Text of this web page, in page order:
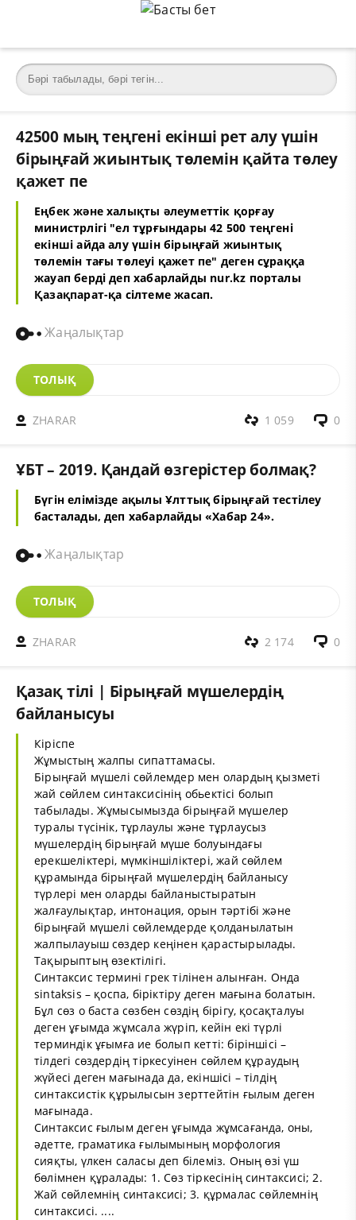
42500 мың теңгені екінші рет алу үшін
бірыңғай жиынтық төлемін қайта төлеу
қажет пе
Еңбек және халықты әлеуметтік қорғау
министрлігі "ел тұрғындары 42 500 теңгені
екінші айда алу үшін бірыңғай жиынтық
төлемін тағы төлеуі қажет пе" деген сұраққа
жауап берді деп хабарлайды nur.kz порталы
Қазақпарат-қа сілтеме жасап.
Жаңалықтар
ТОЛЫҚ
ZHARAR 0
1 059
ҰБТ – 2019. Қандай өзгерістер болмақ?
Бүгін елімізде ақылы Ұлттық бірыңғай тестілеу
басталады, деп хабарлайды «Хабар 24».
Жаңалықтар
ТОЛЫҚ
ZHARAR 0
2 174
Қазақ тілі | Бірыңғай мүшелердің
байланысуы
Кіріспе
Жұмыстың жалпы сипаттамасы.
Бірыңғай мүшелі сөйлемдер мен олардың қызметі
жай сөйлем синтаксисінің обьектісі болып
табылады. Жұмысымызда бірыңғай мүшелер
туралы түсінік, тұрлаулы және тұрлаусыз
мүшелердің бірыңғай мүше болуындағы
ерекшеліктері, мүмкіншіліктері, жай сөйлем
құрамында бірыңғай мүшелердің байланысу
түрлері мен оларды байланыстыратын
жалғаулықтар, интонация, орын тәртібі және
бірыңғай мүшелі сөйлемдерде қолданылатын
жалпылауыш сөздер кеңінен қарастырылады.
Тақырыптың өзектілігі.
Синтаксис термині грек тілінен алынған. Онда
sintaksis – қоспа, біріктіру деген мағына болатын.
Бұл сөз о баста сөзбен сөздің бірігу, қосақталуы
деген ұғымда жұмсала жүріп, кейін екі түрлі
терминдік ұғымға ие болып кетті: біріншісі –
тілдегі сөздердің тіркесуінен сөйлем құраудың
жүйесі деген мағынада да, екіншісі – тілдің
синтаксистік құрылысын зерттейтін ғылым деген
мағынада.
Синтаксис ғылым деген ұғымда жұмсағанда, оны,
әдетте, граматика ғылымының морфология
сияқты, үлкен саласы деп білеміз. Оның өзі үш
бөлімнен құралады: 1. Сөз тіркесінің синтаксисі; 2.
Жай сөйлемнің синтаксисі; 3. құрмалас сөйлемнің
синтаксисі. ....